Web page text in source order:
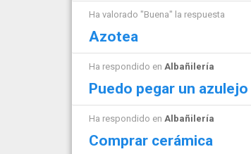
Ha valorado "Buena" la respuesta
Azotea
Ha respondido en Albañilería
Puedo pegar un
Ha respondido en Albañilería
Comprar cerámica